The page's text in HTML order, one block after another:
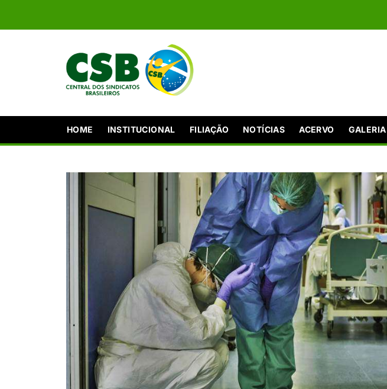
HOME INSTITUCIONAL FILIAÇÃO NOTÍCIAS ACERVO